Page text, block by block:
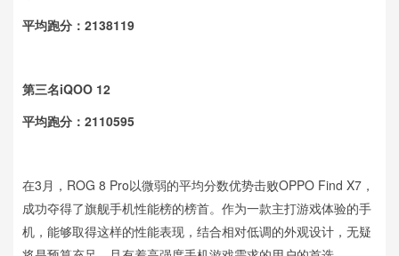
平均跑分：2138119
第三名iQOO 12
平均跑分：2110595
在3月，ROG 8 Pro以微弱的平均分数优势击败OPPO Find X7，
成功夺得了旗舰手机性能榜的榜首。作为一款主打游戏体验的手
机，能够取得这样的性能表现，结合相对低调的外观设计，无疑